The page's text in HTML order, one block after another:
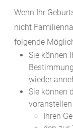
Wenn Ihr
nicht
folgende
Sie können
wieder
Sie können
Ihren